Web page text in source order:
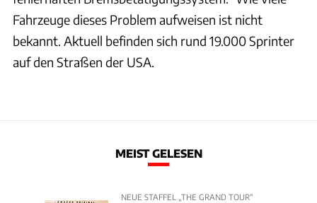
Fahrzeuge dieses Problem aufweisen ist nicht
bekannt. Aktuell befinden sich rund 19.000 Sprinter
auf den Straßen der USA.
MEIST GELESEN
NEUE STAFFEL „THE GRAND TOUR“